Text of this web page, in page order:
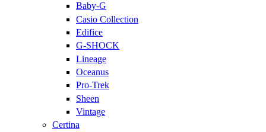
Baby-G
Casio Collection
Edifice
G-SHOCK
Lineage
Oceanus
Pro-Trek
Sheen
Vintage
Certina